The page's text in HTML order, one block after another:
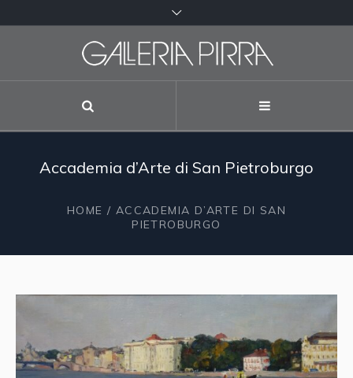
Accademia d’Arte di San Pietroburgo
HOME / ACCADEMIA D’ARTE DI SAN
PIETROBURGO